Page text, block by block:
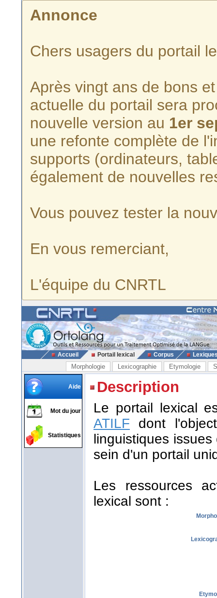
Annonce
Chers usagers du portail
Après vingt ans de bons
actuelle du portail sera
nouvelle version au 1er
une refonte complète de
supports (ordinateurs,
également de nouvelles
Vous pouvez tester la
En vous remerciant,
L'équipe du CNRTL
Accueil Portail lexical Corpus
Morphologie Lexicographie Etymologie
Aide
Mot du jour
Statistiques
Description
Le portail lexical
ATILF dont
linguistiques
sein d'un portail
Les ressources
lexical sont :